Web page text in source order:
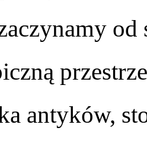
antyków,